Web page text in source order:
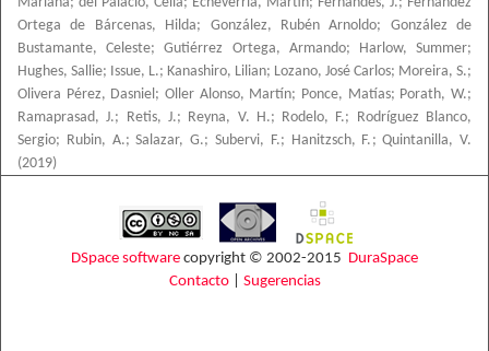
Ortega de Bárcenas, Hilda; González, Rubén Arnoldo; González de
Bustamante, Celeste;Gutiérrez Ortega, Armando; Harlow, Summer;
Hughes, Sallie; Issue, L.; Kanashiro, Lilian; Lozano, José Carlos; Moreira, S.;
Olivera Pérez, Dasniel ;Oller Alonso, Martín; Ponce, Matías; Porath, W.;
Ramaprasad, J.; Retis, J.; Reyna, V. H.; Rodelo, F.;
Rodríguez Blanco,
Sergio; Rubin, A.;Salazar, G.;Subervi, F.; Hanitzsch, F. ;Quintanilla, V.
(2019)
DSpace software copyright © 2002-2015 DuraSpace
Contacto| Sugerencias